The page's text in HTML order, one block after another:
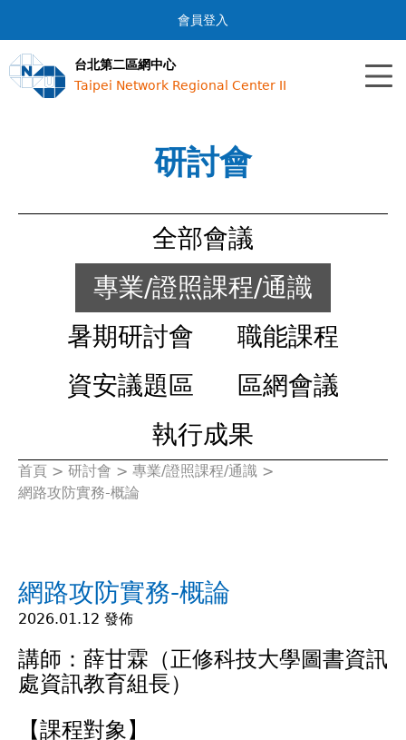
Jump to navigation
會員登入
台北第二區網中心
Taipei Network Regional Center II
研討會
全部會議
專業/證照課程/通識
暑期研討會
職能課程
資安議題區
區網會議
執行成果
您
裡
首頁 > 研討會 > 專業/證照課程/通識 >
網路攻防實務-概論
網路攻防實務-概論
2026.01.12 發佈
講師：薛甘霖（正修科技大學圖書資訊
處資訊教育組長）
【課程對象】